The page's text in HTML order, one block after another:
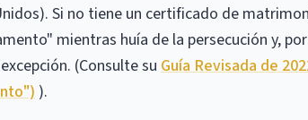
Si no tiene un certificado de
mientras huía de la persecución y,
(Consulte su Guía Revisada de
).